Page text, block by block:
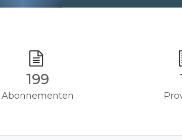
200
Abonnementen